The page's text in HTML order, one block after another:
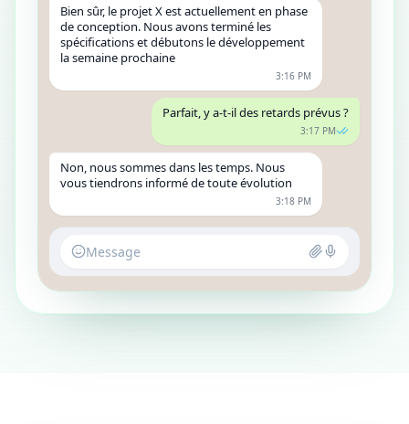
Bien sûr, le projet X est actuellement en phase
de conception. Nous avons terminé les
spécifications et débutons le développement
la semaine prochaine
3:16 PM
Parfait, y a-t-il des retards prévus ?
3:17 PM
Non, nous sommes dans les temps. Nous
vous tiendrons informé de toute évolution
3:18 PM
Message